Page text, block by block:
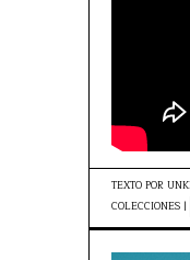
TEXTO POR
COLECCIONES |